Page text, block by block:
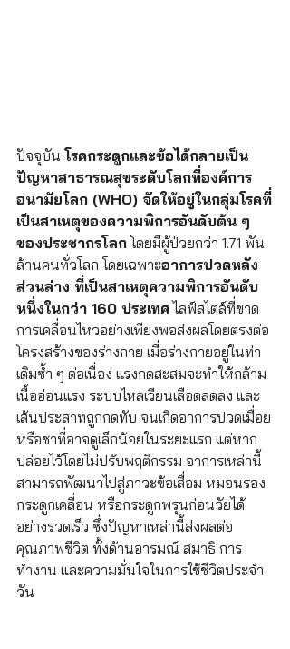
ปัจจุบัน โรคกระดูกและข้อได้กลายเป็น
ปัญหาสาธารณสุขระดับโลกที่องค์การ
อนามัยโลก (WHO) จัดให้อยู่ในกลุ่มโรคที่
เป็นสาเหตุของความพิการอันดับต้น ๆ
ของประชากรโลก โดยมีผู้ป่วยกว่า 1.71 พัน
ล้านคนทั่วโลก โดยเฉพาะอาการปวดหลัง
ส่วนล่าง ที่เป็นสาเหตุความพิการอันดับ
หนึ่งในกว่า 160 ประเทศ ไลฟ์สไตล์ที่ขาด
การเคลื่อนไหวอย่างเพียงพอส่งผลโดยตรงต่อ
โครงสร้างของร่างกาย เมื่อร่างกายอยู่ในท่า
เดิมซ้ำ ๆ ต่อเนื่อง แรงกดสะสมจะทำให้กล้าม
เนื้ออ่อนแรง ระบบไหลเวียนเลือดลดลง และ
เส้นประสาทถูกกดทับ จนเกิดอาการปวดเมื่อย
หรือชาที่อาจดูเล็กน้อยในระยะแรก แต่หาก
ปล่อยไว้โดยไม่ปรับพฤติกรรม อาการเหล่านี้
สามารถพัฒนาไปสู่ภาวะข้อเสื่อม หมอนรอง
กระดูกเคลื่อน หรือกระดูกพรุนก่อนวัยได้
อย่างรวดเร็ว ซึ่งปัญหาเหล่านี้ส่งผลต่อ
คุณภาพชีวิต ทั้งด้านอารมณ์ สมาธิ การ
ทำงาน และความมั่นใจในการใช้ชีวิตประจำ
วัน